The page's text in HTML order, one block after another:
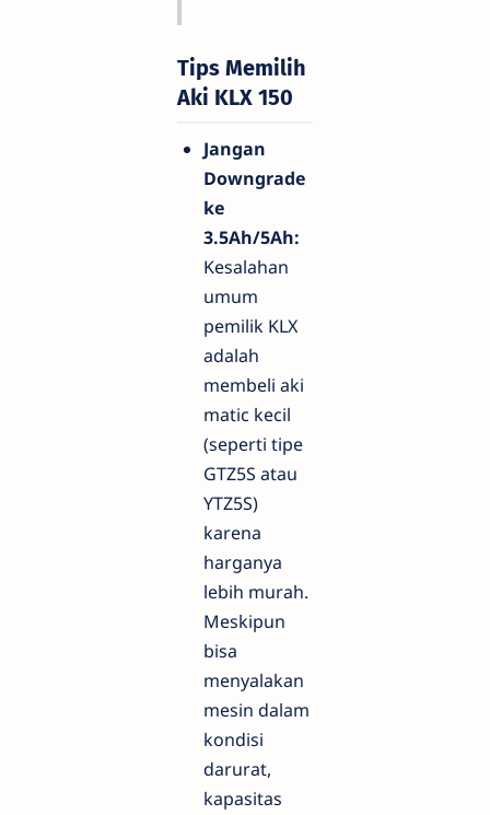
Tips Memilih
Aki KLX 150
Jangan
Downgrade
ke
3.5Ah/5Ah:
Kesalahan
umum
pemilik KLX
adalah
membeli aki
matic kecil
(seperti tipe
GTZ5S atau
YTZ5S)
karena
harganya
lebih murah.
Meskipun
bisa
menyalakan
mesin dalam
kondisi
darurat,
kapasitas